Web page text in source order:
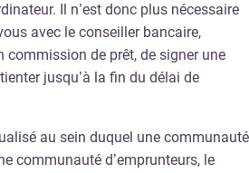
Il n’est donc plus nécessaire
avec le conseiller bancaire,
commission de prêt, de signer une
jusqu’à la fin du délai de
au sein duquel une communauté
communauté d’emprunteurs, le